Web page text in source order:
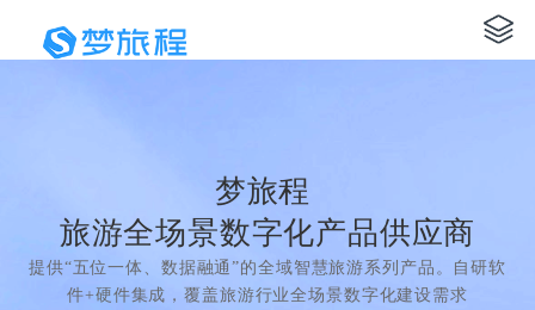
梦旅程
旅游全场景数字化产品供应商
提供“五位一体、数据融通”的全域智慧旅游系列产品。自研软
件+硬件集成，覆盖旅游行业全场景数字化建设需求